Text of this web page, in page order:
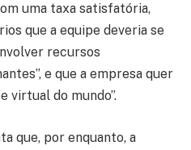
uma taxa satisfatória,
que a equipe deveria se
recursos
e que a empresa quer
virtual do mundo”.
que, por enquanto, a